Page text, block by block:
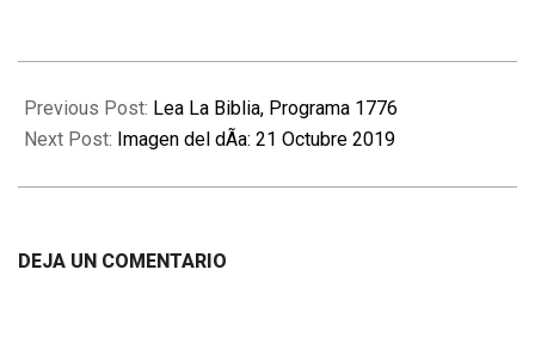
10-
21
Previous Post: Lea La Biblia, Programa 1776
Next Post: Imagen del dÃ­a: 21 Octubre 2019
DEJA UN COMENTARIO